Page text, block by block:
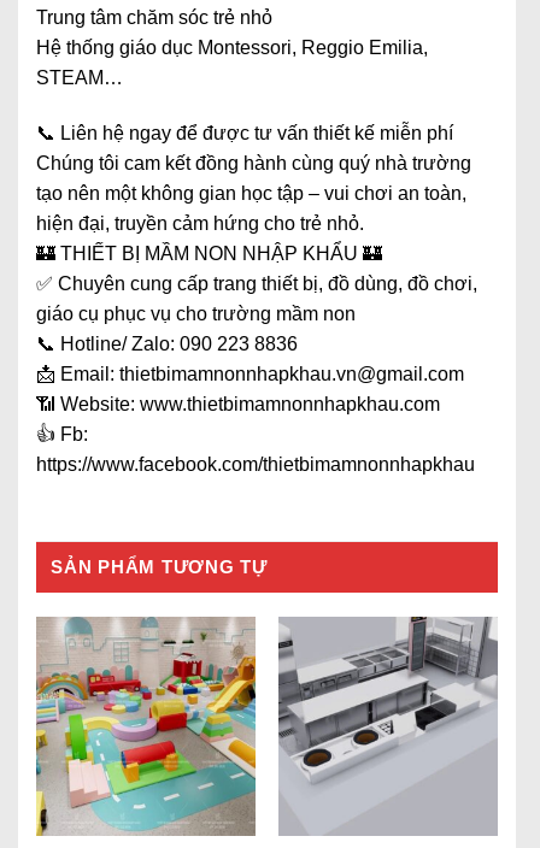
Trung tâm chăm sóc trẻ nhỏ
Hệ thống giáo dục Montessori, Reggio Emilia,
STEAM…
📞 Liên hệ ngay để được tư vấn thiết kế miễn phí
Chúng tôi cam kết đồng hành cùng quý nhà trường
tạo nên một không gian học tập – vui chơi an toàn,
hiện đại, truyền cảm hứng cho trẻ nhỏ.
🏰 THIẾT BỊ MẦM NON NHẬP KHẨU 🏰
✅ Chuyên cung cấp trang thiết bị, đồ dùng, đồ chơi,
giáo cụ phục vụ cho trường mầm non
📞 Hotline/ Zalo: 090 223 8836
📩 Email: thietbimamnonnhapkhau.vn@gmail.com
📶 Website: www.thietbimamnonnhapkhau.com
👍 Fb:
https://www.facebook.com/thietbimamnonnhapkhau
SẢN PHẨM TƯƠNG TỰ